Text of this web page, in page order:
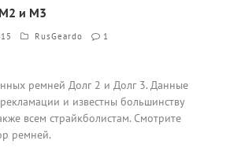
и М3
RusGeardo 1
ремней Долг 2 и Долг 3. Данные
и известны большинству
всем страйкболистам. Смотрите
ремней.